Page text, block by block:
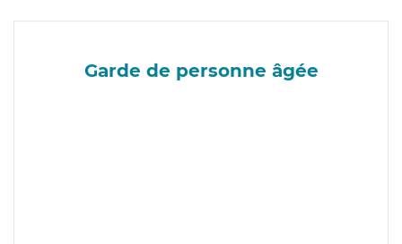
Garde de personne âgée